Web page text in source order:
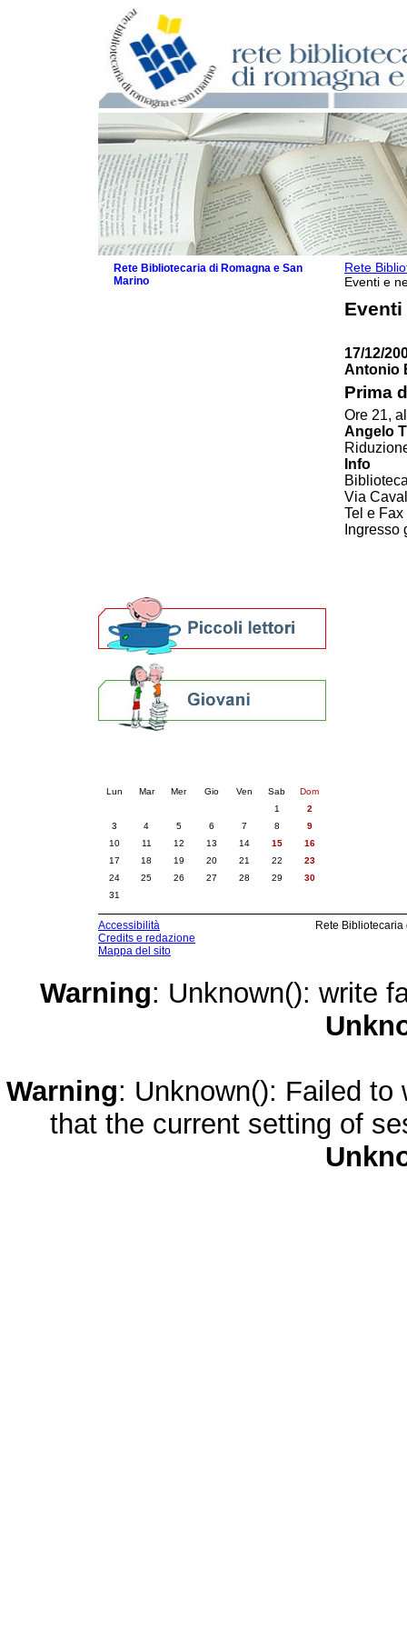
Rete
Eventi e
Eventi
17/12/
Antonio
Prima
Ore 21,
Angelo
Info
Via
Tel e
Ingresso
Rete Bibliotecaria di Romagna e San
Marino
Lun Mar Mer Gio Ven Sab
Dom
1
2
3
4 5 6 7 8
9
10
11 12 13 14 15
16
17
18 19 20 21 22
23
24
25 26 27 28 29
30
31
Accessibilità
Credits e redazione
Mappa del sito
Rete
Warning: Unknown(): write
Warning: Unknown(): Failed
that the current setting of